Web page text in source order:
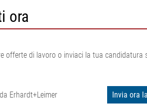
ora
offerte di lavoro o inviaci la tua candidatura
Erhardt+Leimer Invia ora